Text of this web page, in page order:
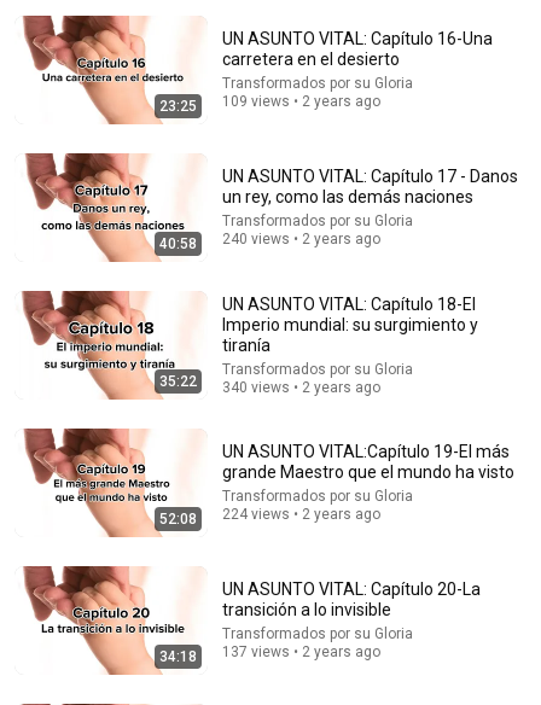
cried for 10 minutes
Untold Human Stories and 6 more • 1.1M views
The Devil HATES These 5 SCRIPTURES - Use Them
23:25
UN ASUNTO VITAL: Capítulo 16-Una
carretera en el desierto
Transformados por su Gloria
109 views • 2 years ago
40:58
UN ASUNTO VITAL: Capítulo 17 - Danos
un rey, como las demás naciones
Transformados por su Gloria
240 views • 2 years ago
35:22
UN ASUNTO VITAL: Capítulo 18-El
lmperio mundial: su surgimiento y
tiranía
Transformados por su Gloria
340 views • 2 years ago
52:08
UN ASUNTO VITAL:Capítulo 19-El más
grande Maestro que el mundo ha visto
Transformados por su Gloria
224 views • 2 years ago
34:18
UN ASUNTO VITAL: Capítulo 20-La
transición a lo invisible
Transformados por su Gloria
137 views • 2 years ago